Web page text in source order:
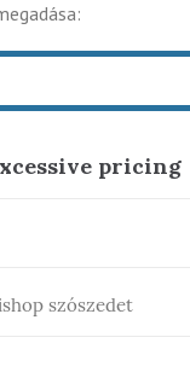
pricing
szószedet